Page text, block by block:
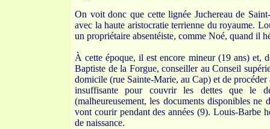
On voit donc que cette lignée Juchereau de
avec la haute aristocratie terrienne du royaume.
un propriétaire absentéiste, comme Noé, quand il
À cette époque, il est encore mineur (19 ans) et,
Baptiste de la Forgue, conseiller au Conseil
domicile (rue Sainte-Marie, au Cap) et de
insuffisante pour couvrir les dettes que le
(malheureusement, les documents disponibles ne
vont courir pendant des années (9). Louis-Barbe
de naissance.